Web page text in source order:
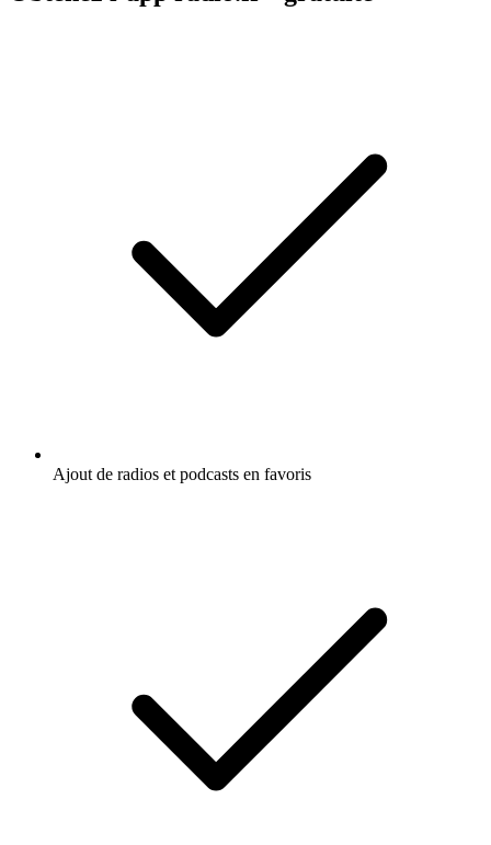
Ajout de radios et podcasts en favoris